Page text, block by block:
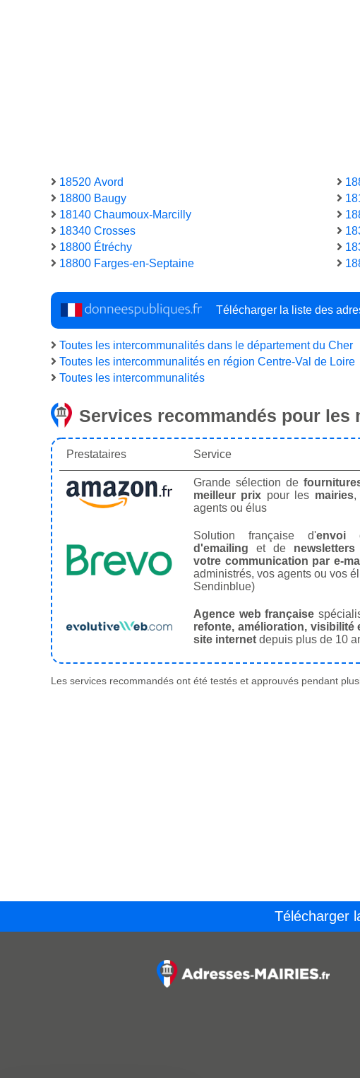
18520 Avord
18800 Baugy
18140 Chaumoux-Marcilly
18340 Crosses
18800 Étréchy
18800 Farges-en-Septaine
Télécharger la liste des
Toutes les intercommunalités dans le département du Cher
Toutes les intercommunalités en région Centre-Val de Loire
Toutes les intercommunalités
Services recommandés pour les
Prestataires Service
Grande sélection de
meilleur prix pour les mairies,
agents ou élus
Solution française d'envoi
d'emailing et de newsletters
votre communication par e-
administrés, vos agents ou vos
Sendinblue)
Agence web française
refonte, amélioration, visibilité
site internet depuis plus de 10
Les services recommandés ont été testés et approuvés pendant
Télécharger